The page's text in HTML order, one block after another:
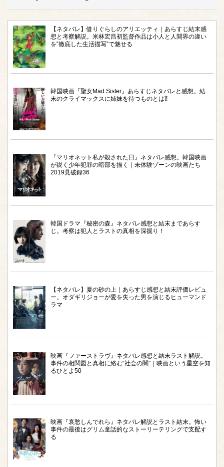
【ネタバレ】借りぐらしのアリエッティ｜あらすじ結末感
想と考察解説。米林宏昌初監督作品は小人と人間界の違い
を‟徹底した生活描写”で魅せる
韓国映画『聖女Mad Sister』あらすじネタバレと感想。結
末のクライマックスに姉妹を待つものとは⁈
『マリオネット私が殺された日』ネタバレ感想。韓国映画
が鋭く少年犯罪の暗部を描く｜未体験ゾーンの映画たち
2019見破録36
韓国ドラマ『秘密の森』ネタバレ感想と結末まであらす
じ。考察は犯人とラストの真相を深掘り！
【ネタバレ】夏の砂の上｜あらすじ感想と結末評価レビュ
ー。オダギリジョーが愛を失った男を演じるヒューマンド
ラマ
映画『ファーストラヴ』ネタバレ感想と結末ラスト解説。
事件の相関図と真相に絡む“社会の闇”｜映画という星空を知
るひとよ50
映画『哀愁しんでれら』ネタバレ解説とラスト結末。怖い
事件の最後はグリム童話的なストーリーテリングで支配す
る